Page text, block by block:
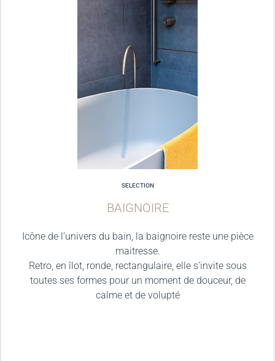
SELECTION
BAIGNOIRE
Icône de l’univers du bain, la baignoire reste une pièce
maitresse.
Retro, en îlot, ronde, rectangulaire, elle s’invite sous
toutes ses formes pour un moment de douceur, de
calme et de volupté